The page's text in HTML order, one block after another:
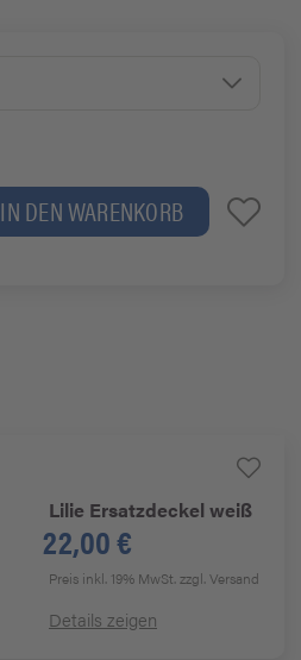
IN DEN WARENKORB
Lilie Ersatzdeckel weiß
22,00 €
Preis inkl. 19% MwSt.zzgl. Versand
Details zeigen